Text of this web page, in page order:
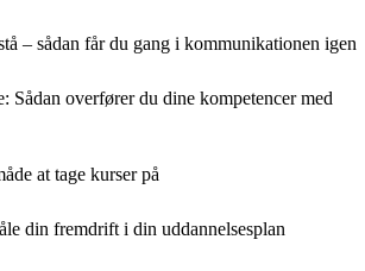
– sådan får du gang i kommunikationen igen
Sådan overfører du dine kompetencer med
at tage kurser på
din fremdrift i din uddannelsesplan